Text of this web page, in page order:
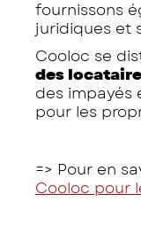
fournissons
juridiques et
Cooloc se
des
des impayés
pour les
=> Pour en
Cooloc pour